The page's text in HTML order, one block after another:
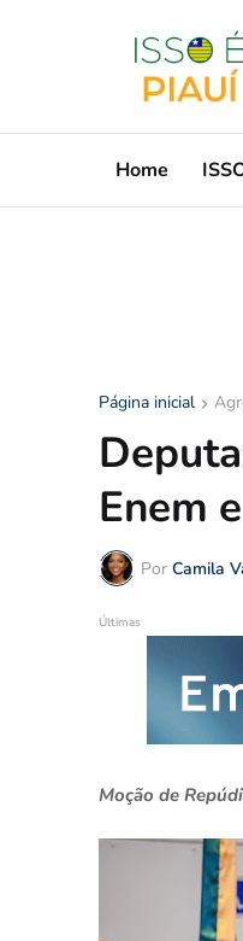
Home
Página inicial
Enem
Por Camila
Últimas
Moção de